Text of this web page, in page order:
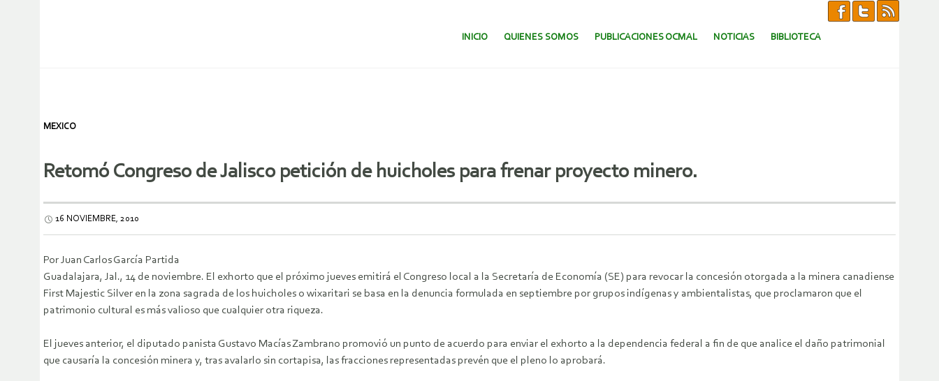
SALTAR AL CONTENIDO.
INICIO QUIENES SOMOS PUBLICACIONES OCMAL NOTICIAS BIBLIOTECA
MEXICO
Retomó Congreso de Jalisco petición de huicholes para frenar proyecto minero.
16 NOVIEMBRE, 2010
Por Juan Carlos García Partida
Guadalajara, Jal., 14 de noviembre. El exhorto que el próximo jueves emitirá el Congreso local a la Secretaría de Economía (SE) para revocar la concesión otorgada a la minera canadiense
First Majestic Silver en la zona sagrada de los huicholes o wixaritari se basa en la denuncia formulada en septiembre por grupos indígenas y ambientalistas, que proclamaron que el
patrimonio cultural es más valioso que cualquier otra riqueza.
El jueves anterior, el diputado panista Gustavo Macías Zambrano promovió un punto de acuerdo para enviar el exhorto a la dependencia federal a fin de que analice el daño patrimonial
que causaría la concesión minera y, tras avalarlo sin cortapisa, las fracciones representadas prevén que el pleno lo aprobará.